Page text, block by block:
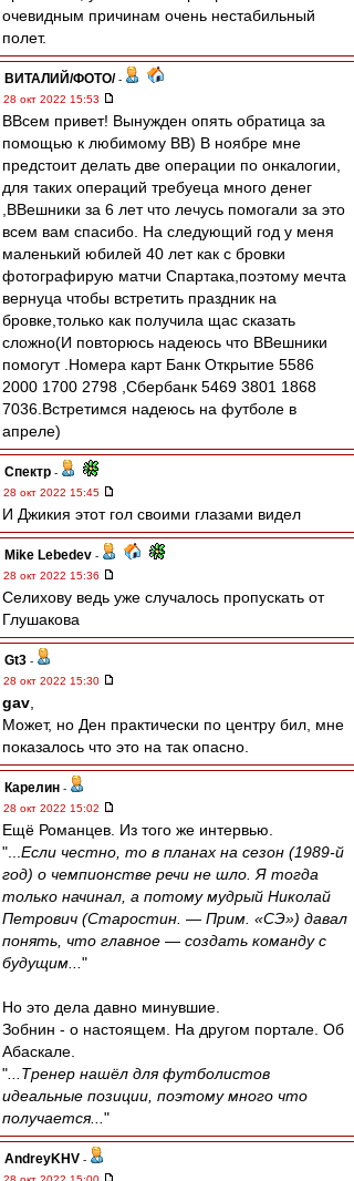
очевидным причинам очень нестабильный
полет.
ВИТАЛИЙ/ФОТО/ -
28 окт 2022 15:53
ВВсем привет! Вынужден опять обратица за
помощью к любимому ВВ) В ноябре мне
предстоит делать две операции по онкалогии,
для таких операций требуеца много денег
,ВВешники за 6 лет что лечусь помогали за это
всем вам спасибо. На следующий год у меня
маленький юбилей 40 лет как с бровки
фотографирую матчи Спартака,поэтому мечта
вернуца чтобы встретить праздник на
бровке,только как получила щас сказать
сложно(И повторюсь надеюсь что ВВешники
помогут .Номера карт Банк Открытие 5586
2000 1700 2798 ,Сбербанк 5469 3801 1868
7036.Встретимся надеюсь на футболе в
апреле)
Спектр -
28 окт 2022 15:45
И Джикия этот гол своими глазами видел
Mike Lebedev -
28 окт 2022 15:36
Селихову ведь уже случалось пропускать от
Глушакова
Gt3 -
28 окт 2022 15:30
gav
Может, но Ден практически по центру бил, мне
показалось что это на так опасно.
Карелин -
28 окт 2022 15:02
Ещё Романцев. Из того же интервью.
"... Если честно, то в планах на сезон (1989-й
год) о чемпионстве речи не шло. Я тогда
только начинал, а потому мудрый Николай
Петрович (Старостин. — Прим. «СЭ») давал
понять, что главное — создать команду с
будущим... "
Но это дела давно минувшие.
Зобнин - о настоящем. На другом портале. Об
Абаскале.
" ...Тренер нашёл для футболистов
идеальные позиции, поэтому много что
получается... "
AndreyKHV -